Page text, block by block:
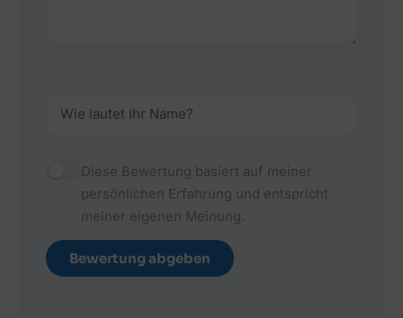
Diese Bewertung basiert auf meiner
persönlichen Erfahrung und entspricht
meiner eigenen Meinung.
Bewertung abgeben